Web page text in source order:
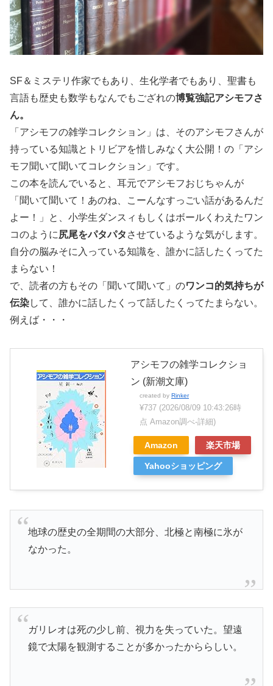
SF＆ミステリ作家でもあり、生化学者でもあり、聖書も
言語も歴史も数学もなんでもござれの博覧強記アシモフさ
ん。
「アシモフの雑学コレクション」は、そのアシモフさんが
持っている知識とトリビアを惜しみなく大公開！の「アシ
モフ聞いて聞いてコレクション」です。
この本を読んでいると、耳元でアシモフおじちゃんが
「聞いて聞いて！あのね、こーんなすっごい話があるんだ
よー！」と、小学生ダンスィもしくはボールくわえたワン
コのように尻尾をパタパタ させているような気がします。
自分の脳みそに入っている知識を、誰かに話したくってた
まらない！
で、読者の方もその「聞いて聞いて」のワンコ的気持ちが
伝染して、誰かに話したくって話したくってたまらない。
例えば・・・
アシモフの雑学コレクショ
ン (新潮文庫)
created by Rinker
¥737 (2026/08/09 10:43:26時
点 Amazon調べ-詳細)
Amazon 楽天市場
Yahooショッピング
地球の歴史の全期間の大部分、北極と南極に氷が
なかった。
ガリレオは死の少し前、視力を失っていた。望遠
鏡で太陽を観測することが多かったかららしい。